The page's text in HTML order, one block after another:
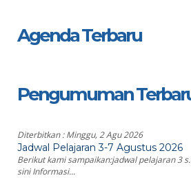
Agenda Terbaru
Pengumuman
Diterbitkan :Minggu, 2 Agu 2026
Jadwal Pelajaran 3-7 Agustus 2026
Berikut kami sampaikan:jadwal pelajaran 3
sini Informasi...